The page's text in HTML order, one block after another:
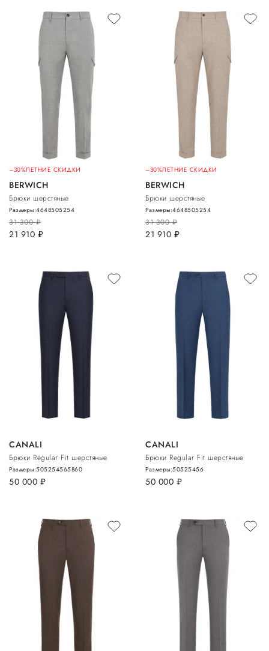
–30%ЛЕТНИЕ СКИДКИ
BERWICH
Брюки шерстяные
31 300руб.
21 910 руб.
Размеры:4648505254
–30%ЛЕТНИЕ СКИДКИ
BERWICH
Брюки шерстяные
31 300руб.
21 910 руб.
Размеры:4648505254
CANALI
Брюки Regular Fit шерстяные
50 000 руб.
Размеры:505254565860
CANALI
Брюки Regular Fit шерстяные
50 000 руб.
Размеры:50525456